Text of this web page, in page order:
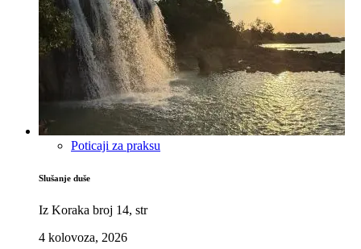
Poticaji za praksu
Slušanje duše
Iz Koraka broj 14, str
4 kolovoza, 2026